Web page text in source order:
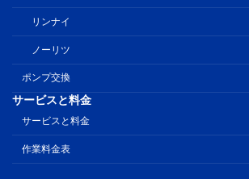
リンナイ
ノーリツ
ポンプ交換
サービスと料金
サービスと料金
作業料金表